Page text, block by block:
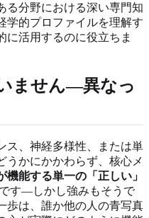
る分野における深い専門知
学的プロファイルを理解す
に活用するのに役立ちま
ません—異なっ
ス、神経多様性、または単
うかにかかわらず、核心メ
機能する単一の「正しい」
す—しかし強みもそうで
歩は、誰か他の人の青写真